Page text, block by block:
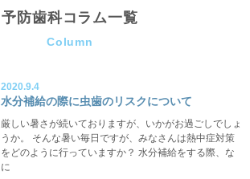
予防歯科コラム一覧
Column
2020.9.4
水分補給の際に虫歯のリスクについて
厳しい暑さが続いておりますが、いかがお過ごしでしょ
うか。 そんな暑い毎日ですが、みなさんは熱中症対策
をどのように行っていますか？ 水分補給をする際、な
に